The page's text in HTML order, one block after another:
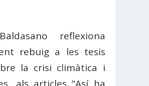
reflexiona
rebuig a les tesis
la crisi climàtica i
als articles “Así ha